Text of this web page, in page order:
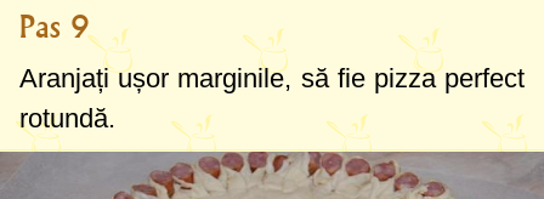
Pas 9
Aranjați ușor marginile, să fie pizza perfect
rotundă.